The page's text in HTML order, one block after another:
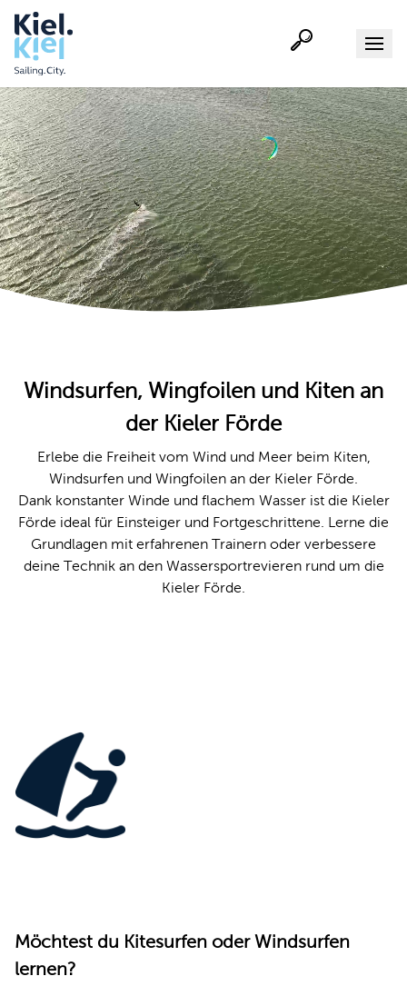
Windsurfen, Wingfoilen und Kiten an
der Kieler Förde
Erlebe die Freiheit vom Wind und Meer beim Kiten,
Windsurfen und Wingfoilen an der Kieler Förde.
Dank konstanter Winde und flachem Wasser ist die Kieler
Förde ideal für Einsteiger und Fortgeschrittene. Lerne die
Grundlagen mit erfahrenen Trainern oder verbessere
deine Technik an den Wassersportrevieren rund um die
Kieler Förde.
Möchtest du Kitesurfen oder Windsurfen
lernen?
Aktiv
Buchen
Service
Kiel-Tipps
Kieler